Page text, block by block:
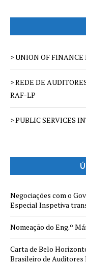
> UNION OF FINANCE
> REDE DE
RAF-LP
> PUBLIC SERVICES
Negociações com o
Especial Inspetiva
Nomeação do Eng.º
Carta de Belo
Brasileiro de Auditores